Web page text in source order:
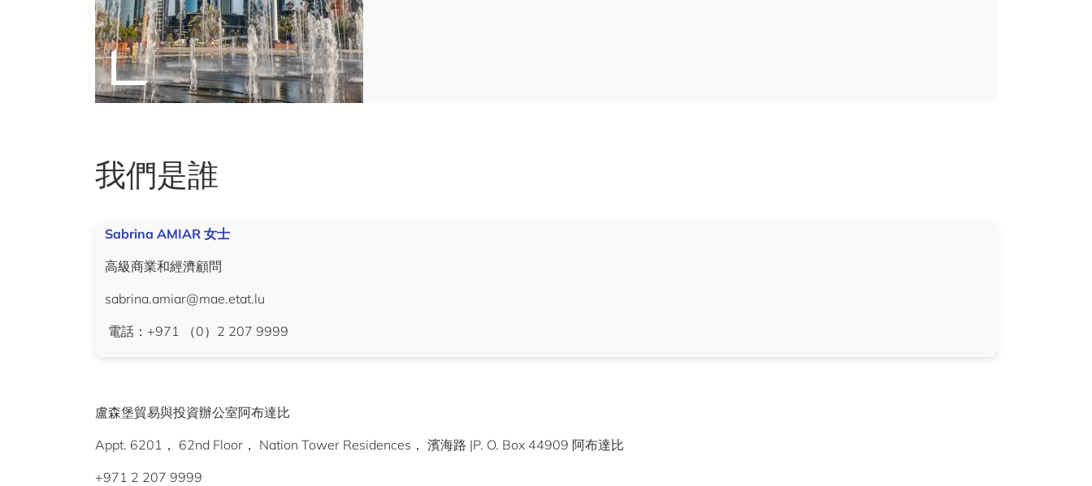
我們是誰
Sabrina AMIAR 女士
高級商業和經濟顧問
sabrina.amiar@mae.etat.lu
電話：+971 （0）2 207 9999
盧森堡貿易與投資辦公室阿布達比
Appt. 6201， 62nd Floor， Nation Tower Residences， 濱海路 |P. O. Box 44909 阿布達比
+971 2 207 9999